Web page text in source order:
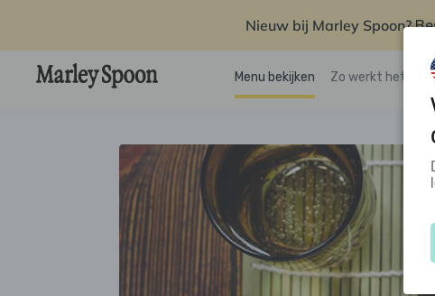
Nieuw bij Marley Spoon?
Menu bekijken Zo werkt het